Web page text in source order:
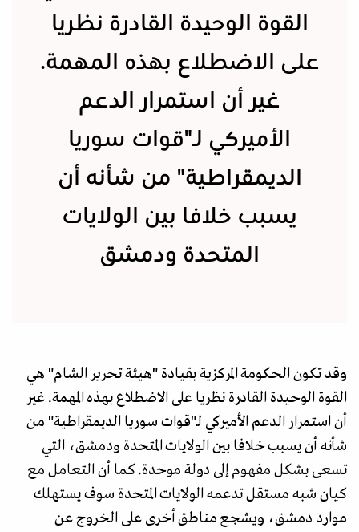
القوة الوحيدة القادرة نظريا
على الاضطلاع بهذه المهمة.
غير أن استمرار الدعم
الأميركي لـ"قوات سوريا
الديمقراطية" من شأنه أن
يسبب خلافا بين الولايات
المتحدة ودمشق
وقد تكون الحكومة المركزية بقيادة "هيئة تحرير الشام" هي
القوة الوحيدة القادرة نظريا على الاضطلاع بهذه المهمة. غير
أن استمرار الدعم الأميركي لـ"قوات سوريا الديمقراطية" من
شأنه أن يسبب خلافا بين الولايات المتحدة ودمشق، التي
تسعى بشكل مفهوم إلى دولة موحدة. كما أن التعامل مع
كيان شبه مستقل تدعمه الولايات المتحدة سوف يستهلك
موارد دمشق، ويشجع مناطق أخرى على الخروج عن